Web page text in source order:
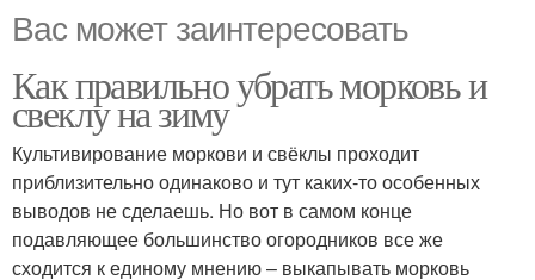
Вас может заинтересовать
Как правильно убрать морковь и
свеклу на зиму
Культивирование моркови и свёклы проходит
приблизительно одинаково и тут каких-то особенных
выводов не сделаешь. Но вот в самом конце
подавляющее большинство огородников все же
сходится к единому мнению – выкапывать морковь